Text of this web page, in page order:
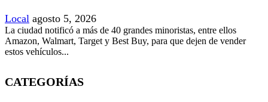
Local agosto 5, 2026
La ciudad notificó a más de 40 grandes minoristas, entre ellos
Amazon, Walmart, Target y Best Buy, para que dejen de vender
estos vehículos...
CATEGORÍAS